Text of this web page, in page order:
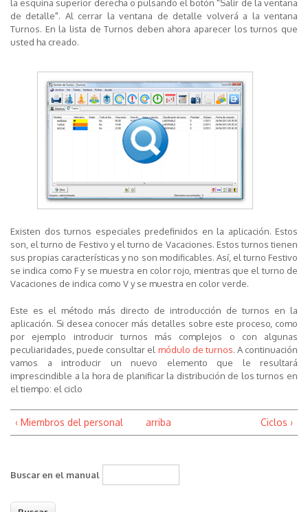
la esquina superior derecha o pulsando el botón "Salir de la ventana
de detalle". Al cerrar la ventana de detalle volverá a la ventana
Turnos. En la lista de Turnos deben ahora aparecer los turnos que
usted ha creado.
Existen dos turnos especiales predefinidos en la aplicación. Estos
son, el turno de Festivo y el turno de Vacaciones. Estos turnos tienen
sus propias características y no son modificables. Así, el turno Festivo
se indica como Fy se muestra en color rojo, mientras que el turno de
Vacaciones de indica como Vy se muestra en color verde.
Este es el método más directo de introducción de turnos en la
aplicación. Si desea conocer más detalles sobre este proceso, como
por ejemplo introducir turnos más complejos o con algunas
peculiaridades, puede consultar el módulo de turnos. A continuación
vamos a introducir un nuevo elemento que le resultará
imprescindible a la hora de planificar la distribución de los turnos en
el tiempo: el ciclo
‹ Miembros del personal arriba Ciclos ›
Buscar en el manual